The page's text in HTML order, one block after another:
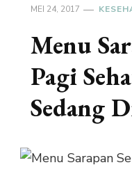
MEI 24, 2017
Menu
Pagi
Sedang